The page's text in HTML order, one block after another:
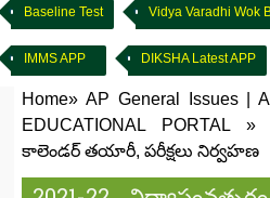
Baseline Test Vidya Varadhi Wok
IMMS APP DIKSHA Latest APP
Home» AP General Issues |
EDUCATIONAL PORTAL
»
కాలెండర్ తయారీ, పరీక్షలు నిర్వహణ